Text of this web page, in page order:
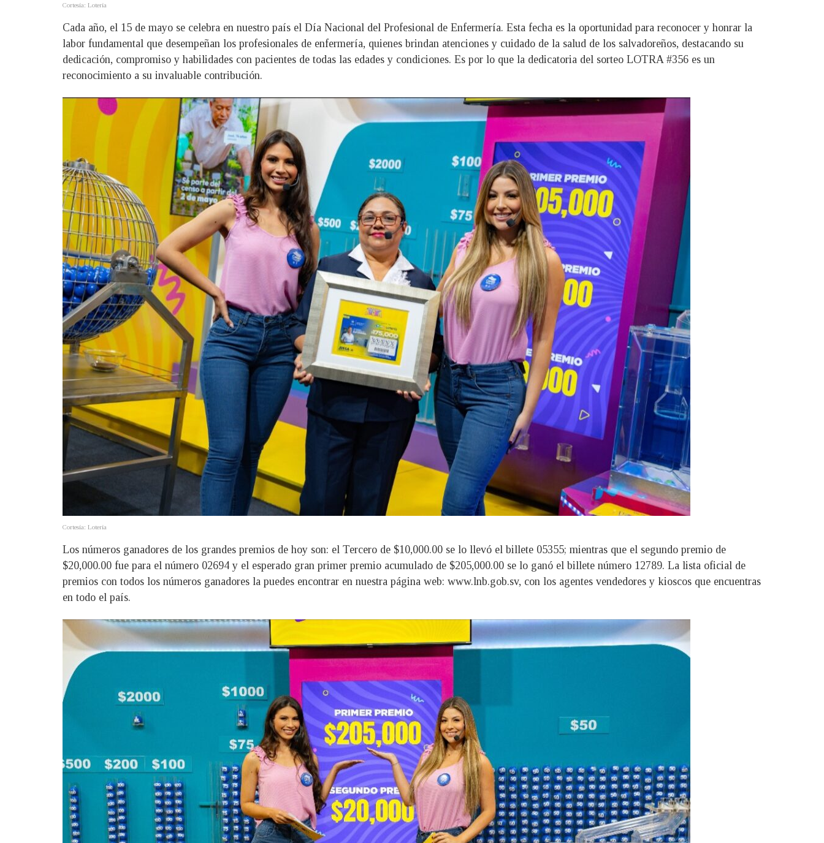
Cortesía: Lotería
Cada año, el 15 de mayo se celebra en nuestro país el Día Nacional del Profesional de Enfermería. Esta fecha es la oportunidad para reconocer y honrar la
labor fundamental que desempeñan los profesionales de enfermería, quienes brindan atenciones y cuidado de la salud de los salvadoreños, destacando su
dedicación, compromiso y habilidades con pacientes de todas las edades y condiciones. Es por lo que la dedicatoria del sorteo LOTRA #356 es un
reconocimiento a su invaluable contribución.
Cortesía: Lotería
Los números ganadores de los grandes premios de hoy son: el Tercero de $10,000.00 se lo llevó el billete 05355; mientras que el segundo premio de
$20,000.00 fue para el número 02694 y el esperado gran primer premio acumulado de $205,000.00 se lo ganó el billete número 12789. La lista oficial de
premios con todos los números ganadores la puedes encontrar en nuestra página web: www.lnb.gob.sv, con los agentes vendedores y kioscos que encuentras
en todo el país.